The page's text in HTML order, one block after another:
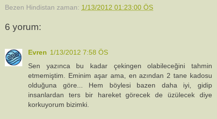
Bezen Hindistan zaman: 1/13/2012 01:23:00 ÖS
6 yorum:
Evren 1/13/2012 7:58 ÖS
Sen yazınca bu kadar çekingen olabileceğini tahmin
etmemiştim. Eminim aşar ama, en azından 2 tane kadosu
olduğuna göre... Hem böylesi bazen daha iyi, gidip
insanlardan ters bir hareket görecek de üzülecek diye
korkuyorum bizimki.